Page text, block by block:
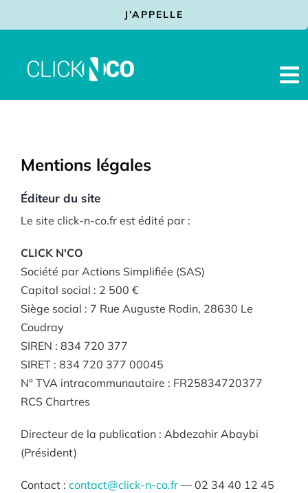
au
J’APPELLE
Mentions légales
Éditeur du site
Le site click-n-co.fr est édité par :
CLICK N'CO
Société par Actions Simplifiée (SAS)
Capital social : 2 500 €
Siège social : 7 Rue Auguste Rodin, 28630 Le
Coudray
SIREN : 834 720 377
SIRET : 834 720 377 00045
N° TVA intracommunautaire : FR25834720377
RCS Chartres
Directeur de la publication : Abdezahir Abaybi
(Président)
Contact : contact@click-n-co.fr— 02 34 40 12 45